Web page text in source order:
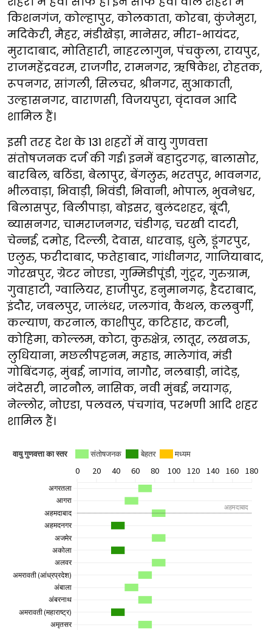
किशनगंज, कोल्हापुर, कोलकाता, कोरबा, कुंजेमुरा,
मदिकेरी, मैहर, मंडीखेड़ा, मानेसर, मीरा-भायंदर,
मुरादाबाद, मोतिहारी, नाहरलागुन, पंचकुला, रायपुर,
राजमहेंद्रवरम, राजगीर, रामनगर, ऋषिकेश, रोहतक,
रूपनगर, सांगली, सिलचर, श्रीनगर, सुआकाती,
उल्हासनगर, वाराणसी, विजयपुरा, वृंदावन आदि
शामिल हैं।
इसी तरह देश के 131 शहरों में वायु गुणवत्ता
संतोषजनक दर्ज की गई। इनमें बहादुरगढ़, बालासोर,
बारबिल, बठिंडा, बेलापुर, बेंगलुरु, भरतपुर, भावनगर,
भीलवाड़ा, भिवाड़ी, भिवंडी, भिवानी, भोपाल, भुवनेश्वर,
बिलासपुर, बिलीपाड़ा, बोइसर, बुलंदशहर, बूंदी,
ब्यासनगर, चामराजनगर, चंडीगढ़, चरखी दादरी,
चेन्नई, दमोह, दिल्ली, देवास, धारवाड़, धुले, डूंगरपुर,
एलुरु, फरीदाबाद, फतेहाबाद, गांधीनगर, गाजियाबाद,
गोरखपुर, ग्रेटर नोएडा, गुम्मिडीपूंडी, गुंटूर, गुरुग्राम,
गुवाहाटी, ग्वालियर, हाजीपुर, हनुमानगढ़, हैदराबाद,
इंदौर, जबलपुर, जालंधर, जलगांव, कैथल, कलबुर्गी,
कल्याण, करनाल, काशीपुर, कटिहार, कटनी,
कोहिमा, कोल्लम, कोटा, कुरुक्षेत्र, लातूर, लखनऊ,
लुधियाना, मछलीपट्टनम, महाड, मालेगांव, मंडी
गोबिंदगढ़, मुंबई, नागांव, नागौर, नलबाड़ी, नांदेड़,
नंदेसरी, नारनौल, नासिक, नवी मुंबई, नयागढ़,
नेल्लोर, नोएडा, पलवल, पंचगांव, परभणी आदि शहर
शामिल हैं।